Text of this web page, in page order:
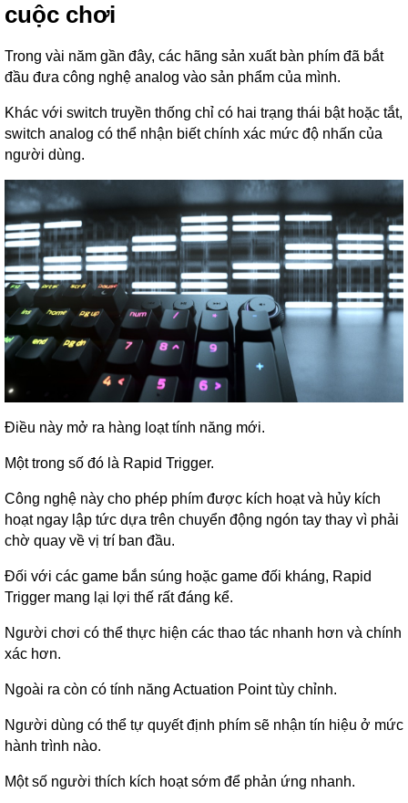
cuộc chơi
Trong vài năm gần đây, các hãng sản xuất bàn phím đã bắt
đầu đưa công nghệ analog vào sản phẩm của mình.
Khác với switch truyền thống chỉ có hai trạng thái bật hoặc tắt,
switch analog có thể nhận biết chính xác mức độ nhấn của
người dùng.
Điều này mở ra hàng loạt tính năng mới.
Một trong số đó là Rapid Trigger.
Công nghệ này cho phép phím được kích hoạt và hủy kích
hoạt ngay lập tức dựa trên chuyển động ngón tay thay vì phải
chờ quay về vị trí ban đầu.
Đối với các game bắn súng hoặc game đối kháng, Rapid
Trigger mang lại lợi thế rất đáng kể.
Người chơi có thể thực hiện các thao tác nhanh hơn và chính
xác hơn.
Ngoài ra còn có tính năng Actuation Point tùy chỉnh.
Người dùng có thể tự quyết định phím sẽ nhận tín hiệu ở mức
hành trình nào.
Một số người thích kích hoạt sớm để phản ứng nhanh.